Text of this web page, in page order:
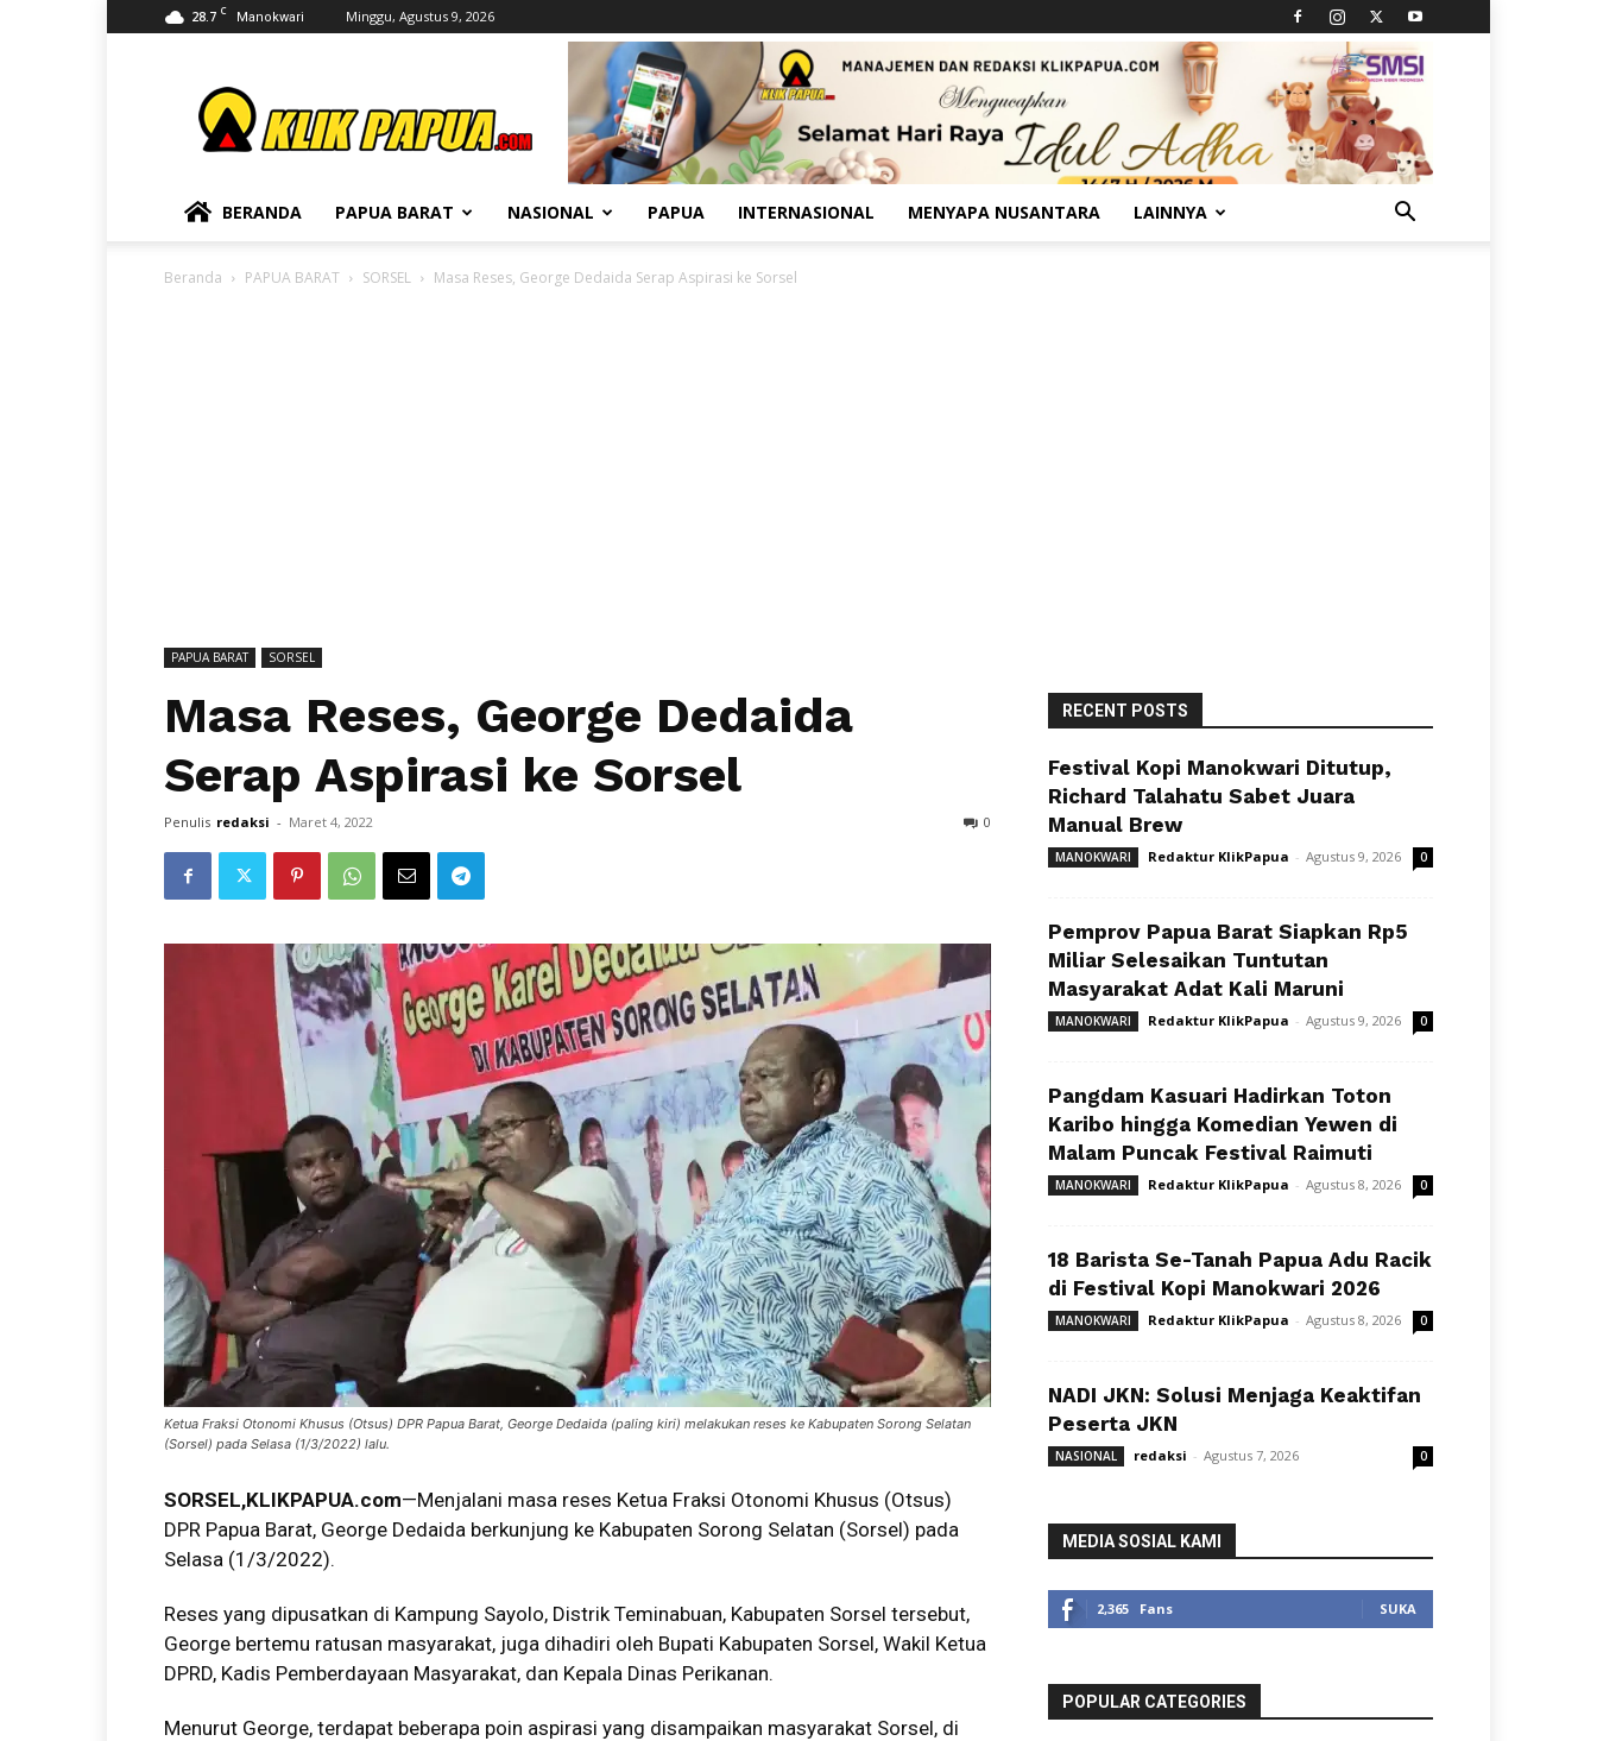
28.7 C Manokwari Minggu, Agustus 9, 2026
BERANDA PAPUA BARAT NASIONAL PAPUA INTERNASIONAL MENYAPA NUSANTARA LAINNYA
Beranda PAPUA BARAT SORSEL Masa Reses, George Dedaida Serap Aspirasi ke Sorsel
PAPUA BARAT SORSEL
Masa Reses, George Dedaida
Serap Aspirasi ke Sorsel
Penulis redaksi - Maret 4, 2022 0
Ketua Fraksi Otonomi Khusus (Otsus) DPR Papua Barat, George Dedaida (paling kiri) melakukan reses ke Kabupaten Sorong Selatan
(Sorsel) pada Selasa (1/3/2022) lalu.
SORSEL,KLIKPAPUA.com—Menjalani masa reses Ketua Fraksi Otonomi Khusus (Otsus)
DPR Papua Barat, George Dedaida berkunjung ke Kabupaten Sorong Selatan (Sorsel) pada
Selasa (1/3/2022).
Reses yang dipusatkan di Kampung Sayolo, Distrik Teminabuan, Kabupaten Sorsel tersebut,
George bertemu ratusan masyarakat, juga dihadiri oleh Bupati Kabupaten Sorsel, Wakil Ketua
DPRD, Kadis Pemberdayaan Masyarakat, dan Kepala Dinas Perikanan.
Menurut George, terdapat beberapa poin aspirasi yang disampaikan masyarakat Sorsel, di
RECENT POSTS
Festival Kopi Manokwari Ditutup,
Richard Talahatu Sabet Juara
Manual Brew
MANOKWARI Redaktur KlikPapua - Agustus 9, 2026 0
Pemprov Papua Barat Siapkan Rp5
Miliar Selesaikan Tuntutan
Masyarakat Adat Kali Maruni
MANOKWARI Redaktur KlikPapua - Agustus 9, 2026 0
Pangdam Kasuari Hadirkan Toton
Karibo hingga Komedian Yewen di
Malam Puncak Festival Raimuti
MANOKWARI Redaktur KlikPapua - Agustus 8, 2026 0
18 Barista Se-Tanah Papua Adu Racik
di Festival Kopi Manokwari 2026
MANOKWARI Redaktur KlikPapua - Agustus 8, 2026 0
NADI JKN: Solusi Menjaga Keaktifan
Peserta JKN
NASIONAL redaksi - Agustus 7, 2026 0
MEDIA SOSIAL KAMI
2,365 Fans SUKA
POPULAR CATEGORIES